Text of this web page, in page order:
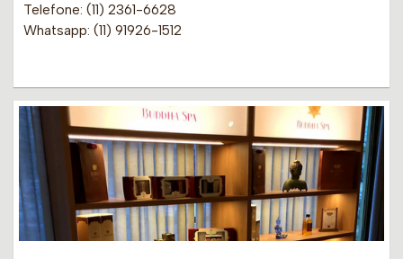
Telefone: (11) 2361-6628
Whatsapp: (11) 91926-1512